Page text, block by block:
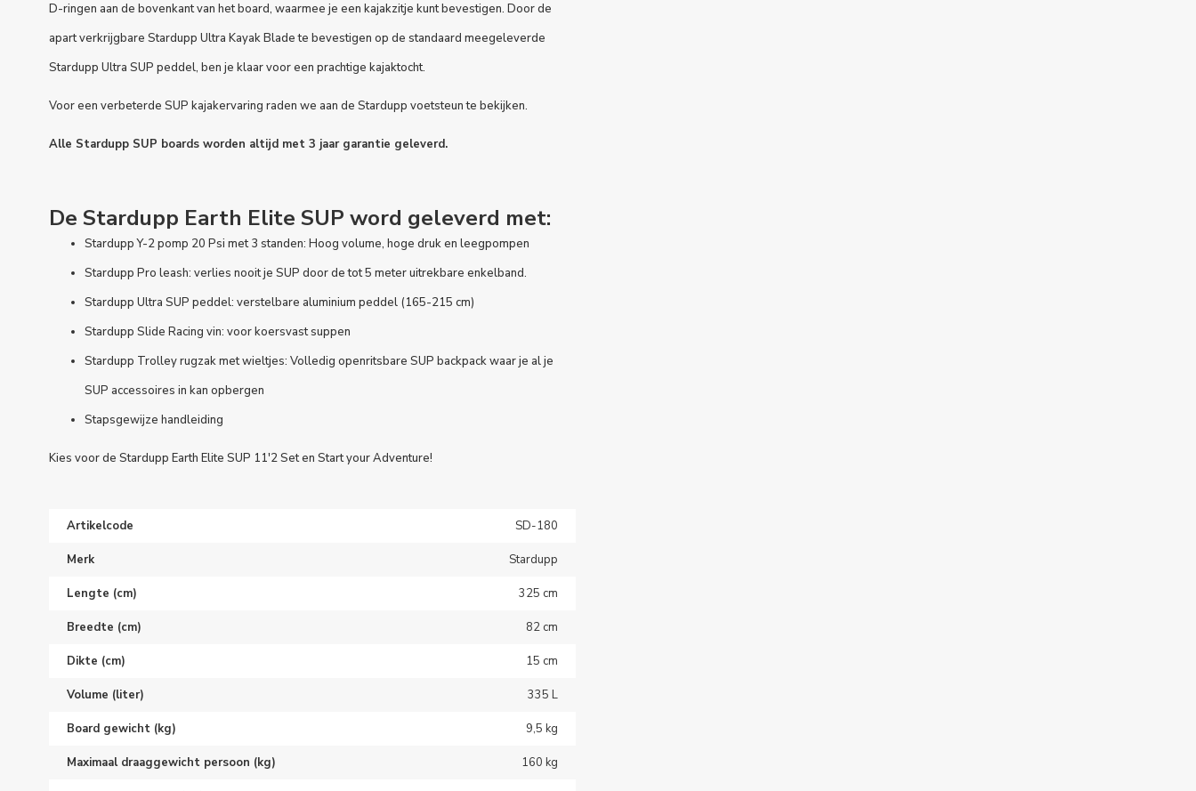
D-ringen aan de bovenkant van het board, waarmee je een kajakzitje kunt bevestigen. Door de
apart verkrijgbare Stardupp Ultra Kayak Bladete bevestigen op de standaard meegeleverde
Stardupp Ultra SUP peddel, ben je klaar voor een prachtige kajaktocht.
Voor een verbeterde SUP kajakervaring raden we aan de Stardupp voetsteunte bekijken.
Alle Stardupp SUP boards worden altijd met 3 jaar garantie geleverd.
De Stardupp Earth Elite SUP word geleverd met:
Stardupp Y-2 pomp 20 Psi met 3 standen: Hoog volume, hoge druk en leegpompen
Stardupp Pro leash: verlies nooit je SUP door de tot 5 meter uitrekbare enkelband.
Stardupp Ultra SUP peddel: verstelbare aluminium peddel (165-215 cm)
Stardupp Slide Racing vin: voor koersvast suppen
Stardupp Trolley rugzak met wieltjes: Volledig openritsbare SUP backpack waar je al je
SUP accessoires in kan opbergen
Stapsgewijze handleiding
Kies voor de Stardupp Earth Elite SUP 11'2 Set en Start your Adventure!
Artikelcode SD-180
Merk Stardupp
Lengte (cm) 325 cm
Breedte (cm) 82 cm
Dikte (cm) 15 cm
Volume (liter) 335 L
Board gewicht (kg) 9,5 kg
Maximaal draaggewicht persoon (kg) 160 kg